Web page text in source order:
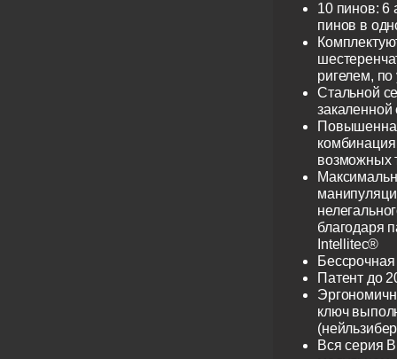
10 пинов: 6
пинов в
ригелем,
Стальной
закаленной
возможных
благодаря
Intellitec®
Патент до
ключ
Вся серия